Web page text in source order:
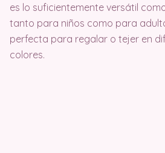
es lo suficientemente versátil
tanto para niños como para
perfecta para regalar o tejer en
colores.